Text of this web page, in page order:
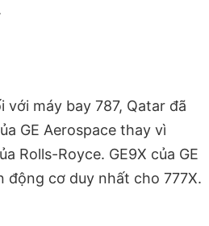
với máy bay 787, Qatar đã
GE Aerospace thay vì
Rolls-Royce. GE9X của GE
động cơ duy nhất cho 777X.